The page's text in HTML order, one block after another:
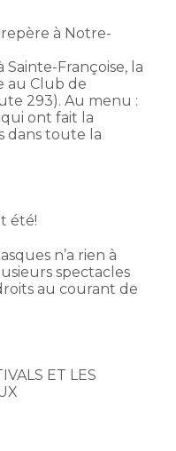
à Notre-
Françoise, la
au Club de
293). Au menu :
ont fait la
dans toute la
été!
n’a rien à
spectacles
au courant de
ET LES